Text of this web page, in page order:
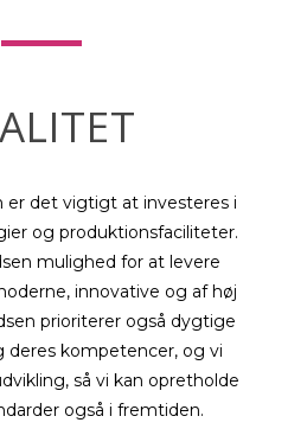
er det vigtigt at investeres i
og produktionsfaciliteter.
mulighed for at levere
innovative og af høj
prioriterer også dygtige
deres kompetencer, og vi
så vi kan opretholde
også i fremtiden.